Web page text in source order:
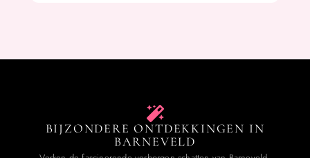
BIJZONDERE ONTDEKKINGEN IN
BARNEVELD